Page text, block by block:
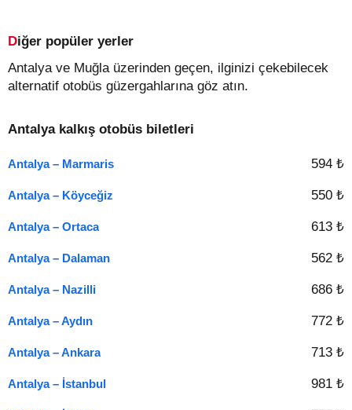
Diğer popüler yerler
Antalya ve Muğla üzerinden geçen, ilginizi çekebilecek
alternatif otobüs güzergahlarına göz atın.
Antalya kalkış otobüs biletleri
Antalya – Marmaris 594 ₺
Antalya – Köyceğiz 550 ₺
Antalya – Ortaca 613 ₺
Antalya – Dalaman 562 ₺
Antalya – Nazilli 686 ₺
Antalya – Aydın 772 ₺
Antalya – Ankara 713 ₺
Antalya – İstanbul 981 ₺